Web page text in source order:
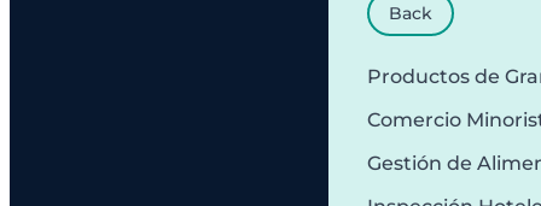
Back
Productos de
Comercio
Gestión de